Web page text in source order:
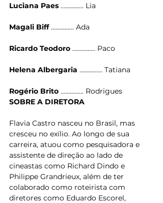
Luciana Paes ............... Lia
Magali Biff ............... Ada
Ricardo Teodoro ............... Paco
Helena Albergaria ............... Tatiana
Rogério Brito ............... Rodrigues
SOBRE A DIRETORA
Flavia Castro nasceu no Brasil, mas
cresceu no exílio. Ao longo de sua
carreira, atuou como pesquisadora e
assistente de direção ao lado de
cineastas como Richard Dindo e
Philippe Grandrieux, além de ter
colaborado como roteirista com
diretores como Eduardo Escorel,